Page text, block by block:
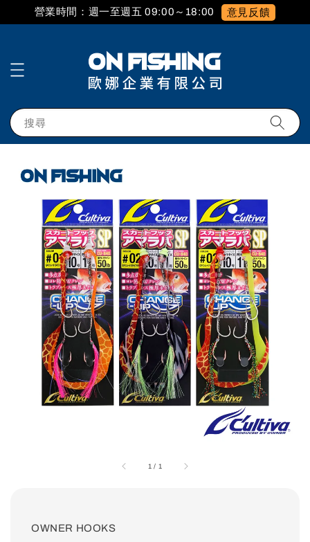
營業時間：週一至週五 09:00～18:00 意見反饋
搜尋
1 / 1
OWNER HOOKS